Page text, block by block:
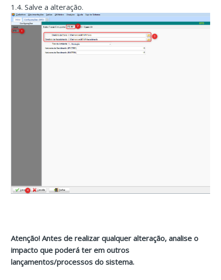
1.4. Salve a alteração.
Atenção! Antes de realizar qualquer alteração, analise o
impacto que poderá ter em outros
lançamentos/processos do sistema.